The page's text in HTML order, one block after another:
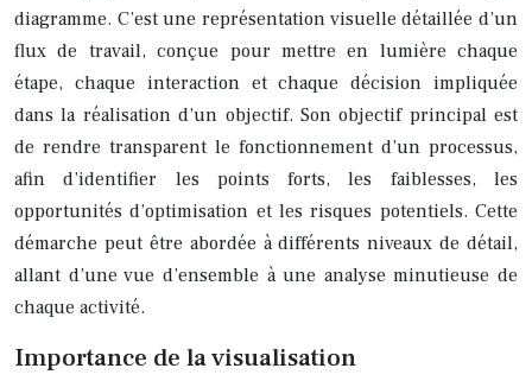
diagramme. C’est une représentation visuelle détaillée d’un
flux de travail, conçue pour mettre en lumière chaque
étape, chaque interaction et chaque décision impliquée
dans la réalisation d’un objectif. Son objectif principal est
de rendre transparent le fonctionnement d’un processus,
afin d’identifier les points forts, les faiblesses, les
opportunités d’optimisation et les risques potentiels. Cette
démarche peut être abordée à différents niveaux de détail,
allant d’une vue d’ensemble à une analyse minutieuse de
chaque activité.
Importance de la visualisation